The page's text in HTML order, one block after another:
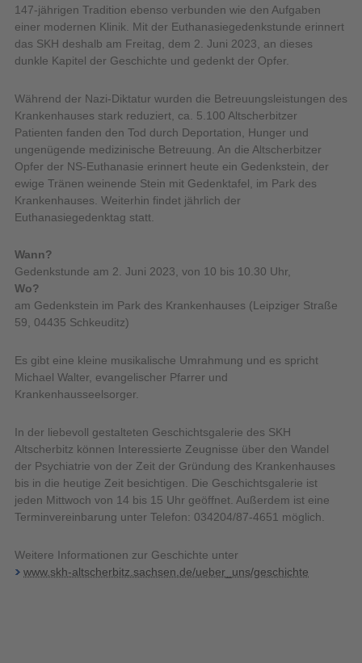
147-jährigen Tradition ebenso verbunden wie den Aufgaben
einer modernen Klinik. Mit der Euthanasiegedenkstunde erinnert
das SKH deshalb am Freitag, dem 2. Juni 2023, an dieses
dunkle Kapitel der Geschichte und gedenkt der Opfer.
Während der Nazi-Diktatur wurden die Betreuungsleistungen des
Krankenhauses stark reduziert, ca. 5.100 Altscherbitzer
Patienten fanden den Tod durch Deportation, Hunger und
ungenügende medizinische Betreuung. An die Altscherbitzer
Opfer der NS-Euthanasie erinnert heute ein Gedenkstein, der
ewige Tränen weinende Stein mit Gedenktafel, im Park des
Krankenhauses. Weiterhin findet jährlich der
Euthanasiegedenktag statt.
Wann?
Gedenkstunde am 2. Juni 2023, von 10 bis 10.30 Uhr,
Wo?
am Gedenkstein im Park des Krankenhauses (Leipziger Straße
59, 04435 Schkeuditz)
Es gibt eine kleine musikalische Umrahmung und es spricht
Michael Walter, evangelischer Pfarrer und
Krankenhausseelsorger.
In der liebevoll gestalteten Geschichtsgalerie des SKH
Altscherbitz können Interessierte Zeugnisse über den Wandel
der Psychiatrie von der Zeit der Gründung des Krankenhauses
bis in die heutige Zeit besichtigen. Die Geschichtsgalerie ist
jeden Mittwoch von 14 bis 15 Uhr geöffnet. Außerdem ist eine
Terminvereinbarung unter Telefon: 034204/87-4651 möglich.
Weitere Informationen zur Geschichte unter
www.skh-altscherbitz.sachsen.de/ueber_uns/geschichte